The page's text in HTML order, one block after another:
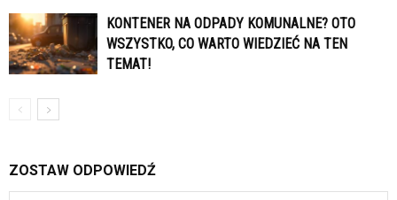
KONTENER NA ODPADY KOMUNALNE? OTO
WSZYSTKO, CO WARTO WIEDZIEĆ NA TEN
TEMAT!
ZOSTAW ODPOWIEDŹ